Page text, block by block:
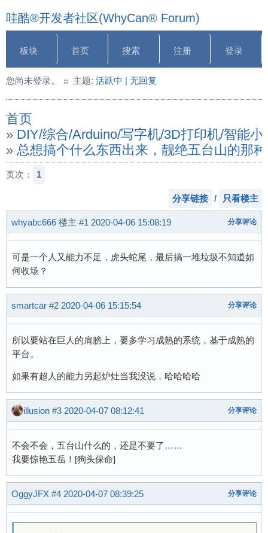
哇酷®开发者社区(WhyCan® Forum)
板块 首页 搜索 注册 登录
您尚未登录。 主题: 活跃中 | 无回复
首页
» DIY/综合/Arduino/写字机/3D打印机/智能
» 总想搞个什么东西出来，靓绝五台山的那
页次： 1
分享链接 / 只看楼主
whyabc666 楼主 #1 2020-04-06 15:08:19 分享评论
可是一个人又能力不足，虎头蛇尾，最后搞一堆垃圾不知道如
何收场？
smartcar #2 2020-04-06 15:15:54 分享评论
所以要站在巨人的肩膀上，要多学习成熟的系统，基于成熟的
平台。
如果有超人的能力另起炉灶当我没说，哈哈哈哈
illusion #3 2020-04-07 08:12:41 分享评论
不会不会，五台山什么的，还是不要了……
我要惊艳五岳！[狗头保命]
OggyJFX #4 2020-04-07 08:39:25 分享评论